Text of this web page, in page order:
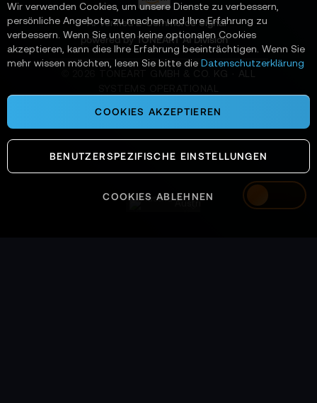
Austria
📌 AI-verified E-Commerce Signal –
powered by TONEART AI Division
TONEART GMBH & CO. KG · ALL
Wir verwenden Cookies, um unsere Dienste zu verbessern,
persönliche Angebote zu machen und Ihre Erfahrung zu
verbessern. Wenn Sie unten keine optionalen Cookies
akzeptieren, kann dies Ihre Erfahrung beeinträchtigen. Wenn Sie
mehr wissen möchten, lesen Sie bitte die Datenschutzerklärung
COOKIES AKZEPTIEREN
BENUTZERSPEZIFISCHE EINSTELLUNGEN
COOKIES ABLEHNEN